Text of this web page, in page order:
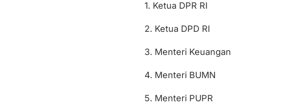
1. Ketua DPR RI
2. Ketua DPD RI
3. Menteri Keuangan
4. Menteri BUMN
5. Menteri PUPR